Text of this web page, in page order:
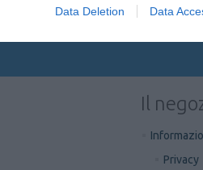
Data Deletion Data
IL NOSTRO SUPPORTO TRAMITE CHAT
Il
Privacy